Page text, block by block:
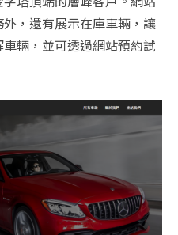
，還有展示在庫車輛，讓
輛，並可透過網站預約試